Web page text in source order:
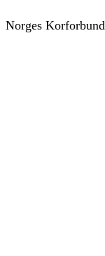
Norges Korforbund